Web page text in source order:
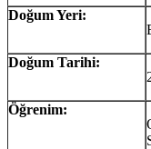
Doğum Yeri:
Doğum Tarihi:
Öğrenim: